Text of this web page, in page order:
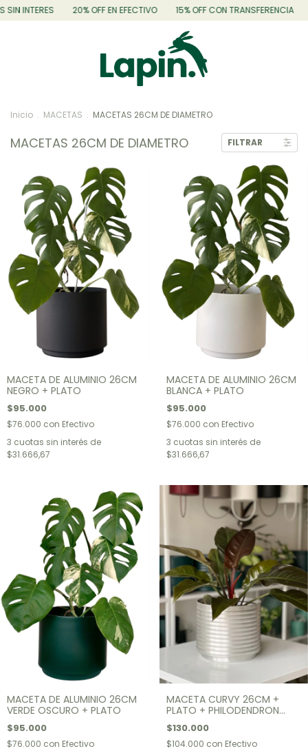
20% OFF EN EFECTIVO 15% OFF CON TRANSFERENCIA 3
Inicio . MACETAS . MACETAS 26CM DE DIAMETRO
MACETAS 26CM DE DIAMETRO FILTRAR
MACETA DE ALUMINIO 26CM
NEGRO + PLATO
$95.000
$76.000 con Efectivo
3 cuotas sin interés de
$31.666,67
MACETA DE ALUMINIO 26CM
BLANCA + PLATO
$95.000
$76.000 con Efectivo
3 cuotas sin interés de
$31.666,67
MACETA DE ALUMINIO 26CM
VERDE OSCURO + PLATO
$95.000
$76.000 con Efectivo
MACETA CURVY 26CM +
PLATO + PHILODENDRON
IMPERIAL
$130.000
$104.000 con Efectivo